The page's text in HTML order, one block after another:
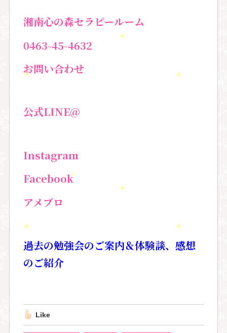
湘南心の森セラピールーム
0463-45-4632
お問い合わせ
公式LINE@
Instagram
Facebook
アメブロ
過去の勉強会のご案内＆体験談、感想
のご紹介
Like